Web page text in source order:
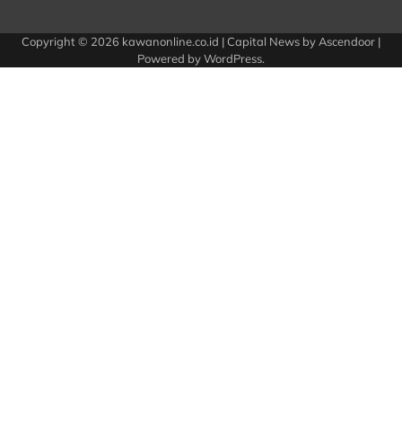
Copyright © 2026 kawanonline.co.id | Capital News by Ascendoor |
Powered byWordPress.